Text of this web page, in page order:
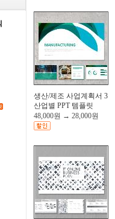
생산/제조 사업계획서 3
산업별 PPT 템플릿
48,000원 → 28,000원